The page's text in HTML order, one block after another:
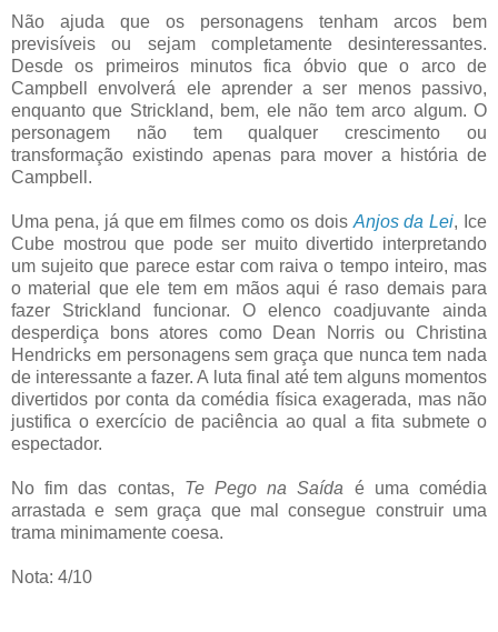
Não ajuda que os personagens tenham arcos bem
previsíveis ou sejam completamente desinteressantes.
Desde os primeiros minutos fica óbvio que o arco de
Campbell envolverá ele aprender a ser menos passivo,
enquanto que Strickland, bem, ele não tem arco algum. O
personagem não tem qualquer crescimento ou
transformação existindo apenas para mover a história de
Campbell.
Uma pena, já que em filmes como os dois Anjos da Lei, Ice
Cube mostrou que pode ser muito divertido interpretando
um sujeito que parece estar com raiva o tempo inteiro, mas
o material que ele tem em mãos aqui é raso demais para
fazer Strickland funcionar. O elenco coadjuvante ainda
desperdiça bons atores como Dean Norris ou Christina
Hendricks em personagens sem graça que nunca tem nada
de interessante a fazer. A luta final até tem alguns momentos
divertidos por conta da comédia física exagerada, mas não
justifica o exercício de paciência ao qual a fita submete o
espectador.
No fim das contas, Te Pego na Saída é uma comédia
arrastada e sem graça que mal consegue construir uma
trama minimamente coesa.
Nota: 4/10